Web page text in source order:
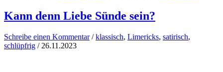
Kann denn Liebe Sünde sein?
Schreibe einen Kommentar /klassisch, Limericks, satirisch,
schlüpfrig / 26.11.2023